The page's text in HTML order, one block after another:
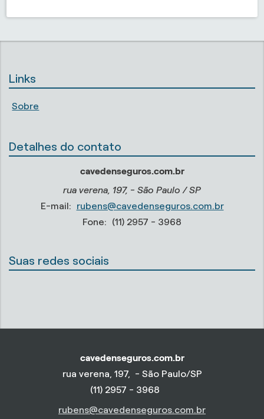
Links
Sobre
Detalhes do contato
cavedenseguros.com.br
rua verena, 197, - São Paulo / SP
E-mail:
rubens@cavedenseguros.com.br
Fone:
(11) 2957 - 3968
Suas redes sociais
cavedenseguros.com.br
rua verena, 197, - São Paulo/SP
(11) 2957 - 3968
rubens@cavedenseguros.com.br